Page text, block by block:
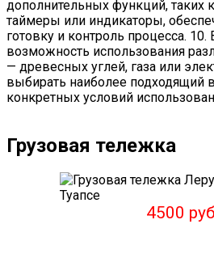
дополнительных функций, таких
таймеры или индикаторы,
готовку и контроль процесса. 10.
возможность использования
— древесных углей, газа или
выбирать наиболее подходящий
конкретных условий
Грузовая тележка
4500 руб